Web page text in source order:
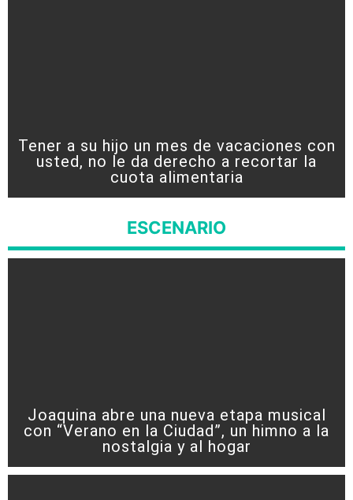
Tener a su hijo un mes de vacaciones con
usted, no le da derecho a recortar la
cuota alimentaria
ESCENARIO
Joaquina abre una nueva etapa musical
con “Verano en la Ciudad”, un himno a la
nostalgia y al hogar